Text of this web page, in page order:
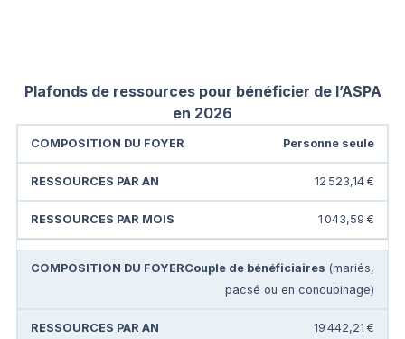
Plafonds de ressources pour bénéficier de l’ASPA
en 2026
Personne seule
12 523,14 €
1 043,59 €
Couple de bénéficiaires (mariés,
pacsé ou en concubinage)
19 442,21 €